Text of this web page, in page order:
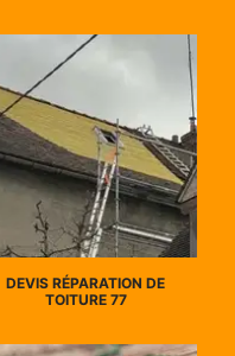
DEVIS RÉPARATION DE
TOITURE 77